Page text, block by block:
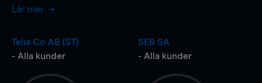
Lär mer
Telia Co AB (ST)
- Alla kunder
SEB SA
- Alla kunder